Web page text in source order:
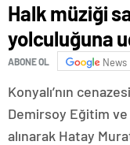
Halk müziği
yolculuğuna
ABONE OL News
Konyalı’nın
Demirsoy Eğitim
alınarak Hatay